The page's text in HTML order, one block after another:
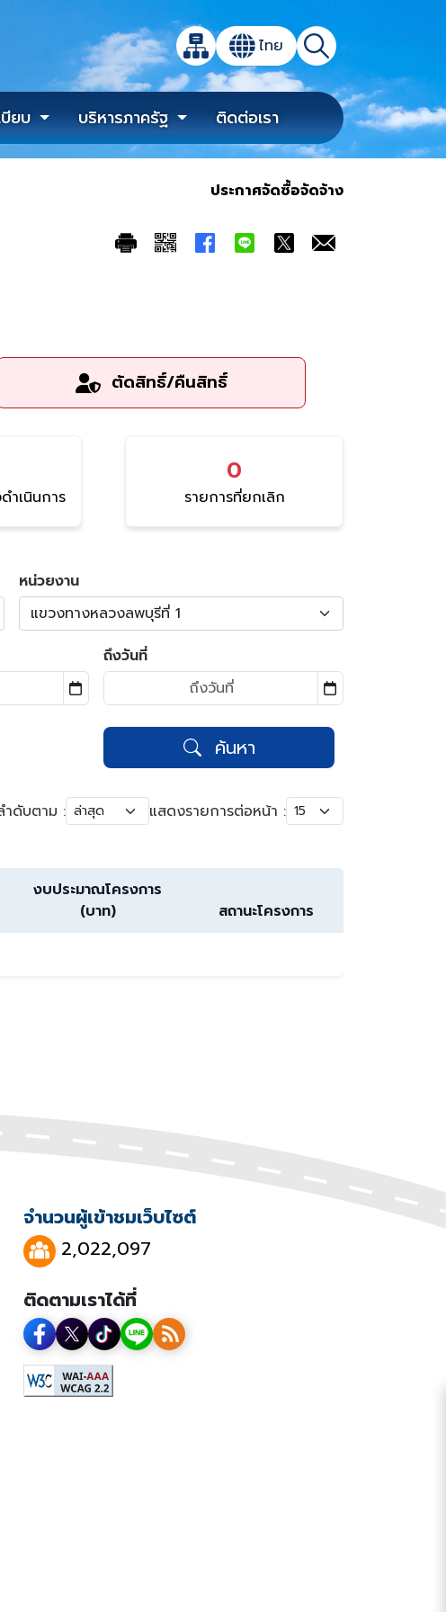
แผนผังเว็บไซต์
เปลี่ยนภาษา
ไทย ค้นหา
เปิดกล่องค้นหาข้อมูลหลักของเว็บไซต์
บียบ บริหารภาครัฐ ติดต่อเรา
ประกาศจัดซื้อจัดจ้าง
ตัดสิทธิ์/คืนสิทธิ์
ำเนินการ
0
รายการที่ยกเลิก
หน่วยงาน
แขวงทางหลวงลพบุรีที่ 1
ถึงวันที่
ค้นหา
ำดับตาม : แสดงรายการต่อหน้า :
งบประมาณโครงการ
(บาท)
สถานะโครงการ
จำนวนผู้เข้าชมเว็บไซต์
2,022,097
ติดตามเราได้ที่